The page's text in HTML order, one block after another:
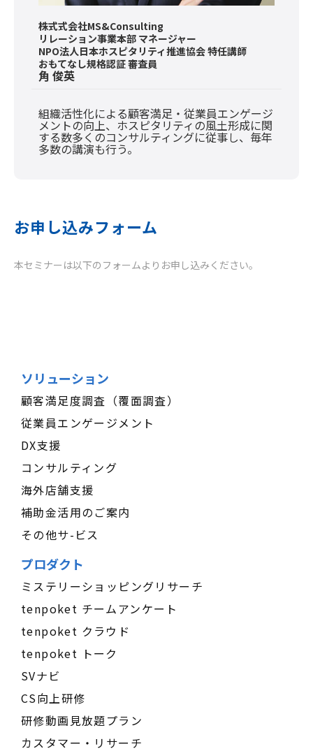
株式式会社MS&Consulting
リレーション事業本部 マネージャー
NPO法人日本ホスピタリティ推進協会 特任講師
おもてなし規格認証 審査員
角 俊英
組織活性化による顧客満足・従業員エンゲージ
メントの向上、ホスピタリティの風土形成に関
する数多くのコンサルティングに従事し、毎年
多数の講演も行う。
お申し込みフォーム
本セミナーは以下のフォームよりお申し込みください。
ソリューション
顧客満足度調査（覆面調査）
従業員エンゲージメント
DX支援
コンサルティング
海外店舗支援
補助金活用のご案内
その他サ-ビス
プロダクト
ミステリーショッピングリサーチ
tenpoket チームアンケート
tenpoket クラウド
tenpoket トーク
SVナビ
CS向上研修
研修動画見放題プラン
カスタマー・リサーチ